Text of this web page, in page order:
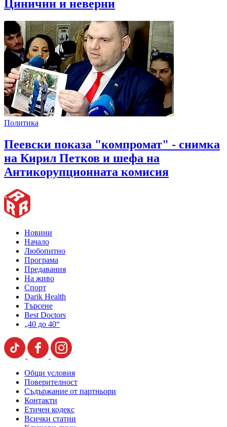
Цинични и неверни
Политика
Пеевски показа "компромат" - снимка
на Кирил Петков и шефа на
Антикорупционната комисия
Новини
Начало
Любопитно
Програма
Предавания
На живо
Спорт
Darik Health
Търсене
Best Doctors
„40 до 40“
Общи условия
Поверителност
Съдържание от партньори
Контакти
Етичен кодекс
Всички статии